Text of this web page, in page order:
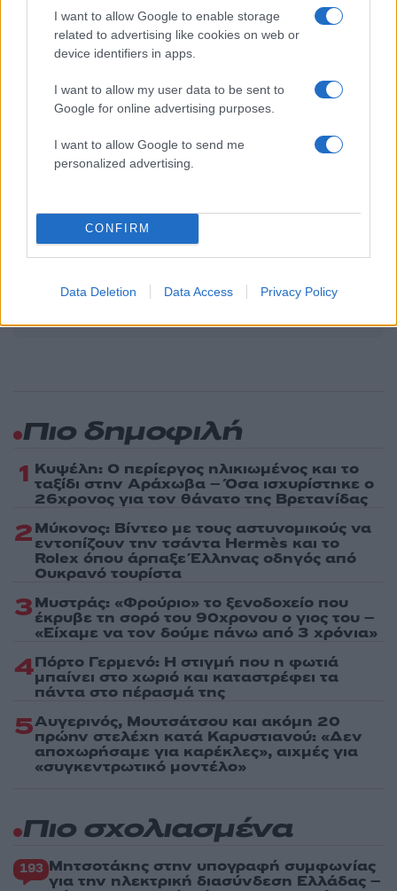
I want to allow Google to enable storage
related to advertising like cookies on web or
device identifiers in apps.
I want to allow my user data to be sent to
Google for online advertising purposes.
I want to allow Google to send me
personalized advertising.
CONFIRM
Data Deletion Data Access Privacy Policy
Υποβολή σχολίου
Όροι Χρήσης . Το site προστατεύεται από reCAPTCHA, ισχύουν
Πολιτική Απορρήτου&Όροι Χρήσηςτης Google.
Share:
Ακολουθήστε το Νewsit.gr στο Google News
και
ενημερωθείτε πρώτοι για όλη την ειδησεογραφία και τα
Πιο δημοφιλή
1 Κυψέλη: Ο περίεργος ηλικιωμένος και το
ταξίδι στην Αράχωβα – Όσα ισχυρίστηκε ο
26χρονος για τον θάνατο της Βρετανίδας
2Μύκονος: Βίντεο με τους αστυνομικούς να
εντοπίζουν την τσάντα Hermès και το
Rolex όπου άρπαξε Έλληνας οδηγός από
Ουκρανό τουρίστα
3Μυστράς: «Φρούριο» το ξενοδοχείο που
έκρυβε τη σορό του 90χρονου ο γιος του –
«Είχαμε να τον δούμε πάνω από 3 χρόνια»
4Πόρτο Γερμενό: Η στιγμή που η φωτιά
μπαίνει στο χωριό και καταστρέφει τα
πάντα στο πέρασμά της
5Αυγερινός, Μουτσάτσου και ακόμη 20
πρώην στελέχη κατά Καρυστιανού: «Δεν
αποχωρήσαμε για καρέκλες», αιχμές για
«συγκεντρωτικό μοντέλο»
Πιο σχολιασμένα
193 Μητσοτάκης στην υπογραφή συμφωνίας
για την ηλεκτρική διασύνδεση Ελλάδας –